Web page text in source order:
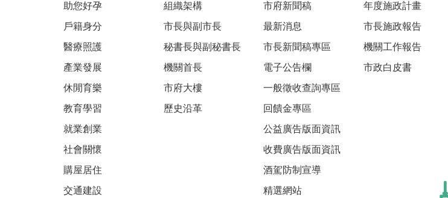
助您好孕
戶籍身分
醫療照護
產業發展
休閒育樂
教育學習
就業創業
社會關懷
購屋居住
交通建設
組織架構
市長與副市長
秘書長與副秘書長
機關首長
市府大樓
歷史沿革
市府新聞稿
最新消息
市長新聞稿專區
電子公告欄
一般徵收查詢專區
回饋金專區
公益廣告版面資訊
收費廣告版面資訊
酒駕防制宣導
精選網站
年度施政計畫
市長施政報告
機關工作報告
市政白皮書